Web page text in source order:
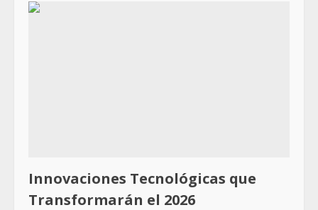
Innovaciones Tecnológicas que
Transformarán el 2026